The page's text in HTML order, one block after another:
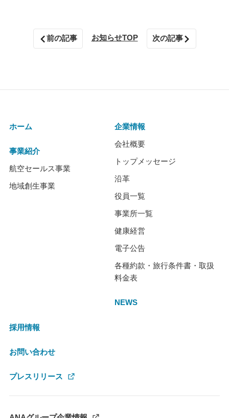
前の記事 お知らせTOP 次の記事
ホーム
事業紹介
航空セールス事業
地域創生事業
企業情報
会社概要
トップメッセージ
沿革
役員一覧
事業所一覧
健康経営
電子公告
各種約款・旅行条件書・取扱
料金表
NEWS
採用情報
お問い合わせ
プレスリリース